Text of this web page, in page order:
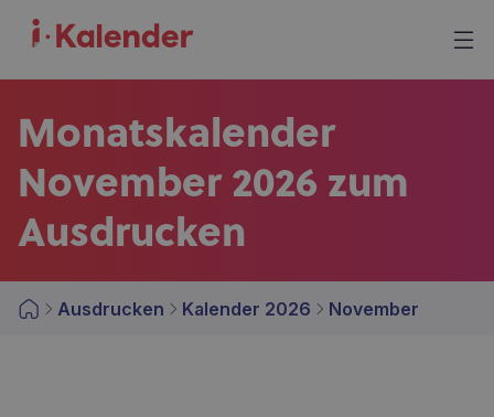
Monatskalender
November 2026 zum
Ausdrucken
Ausdrucken Kalender 2026 November